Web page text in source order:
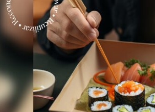
de 12ª generación, disco SSD de 128
softwares educativos, además de
de pantalla. También se entregaron
con necesidades educativas
programas, entre ellos un software de